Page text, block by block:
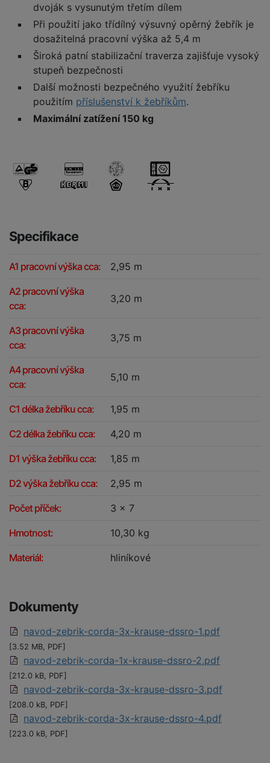
dvoják s vysunutým třetím dílem
Při použití jako třídílný výsuvný opěrný žebřík je
dosažitelná pracovní výška až 5,4 m
Široká patní stabilizační traverza zajišťuje vysoký
stupeň bezpečnosti
Další možnosti bezpečného využití žebříku
použitím příslušenství k žebříkům.
Maximální zatížení 150 kg
Specifikace
A1 pracovní výška cca: 2,95 m
A2 pracovní výška
cca:
3,20 m
A3 pracovní výška
cca:
3,75 m
A4 pracovní výška
cca:
5,10 m
C1 délka žebříku cca: 1,95 m
C2 délka žebříku cca: 4,20 m
D1 výška žebříku cca: 1,85 m
D2 výška žebříku cca: 2,95 m
Počet příček: 3 x 7
Hmotnost: 10,30 kg
Materiál: hliníkové
Dokumenty
navod-zebrik-corda-3x-krause-dssro-1.pdf
[3.52 MB, PDF]
navod-zebrik-corda-1x-krause-dssro-2.pdf
[212.0 kB, PDF]
navod-zebrik-corda-3x-krause-dssro-3.pdf
[208.0 kB, PDF]
navod-zebrik-corda-3x-krause-dssro-4.pdf
[223.0 kB, PDF]